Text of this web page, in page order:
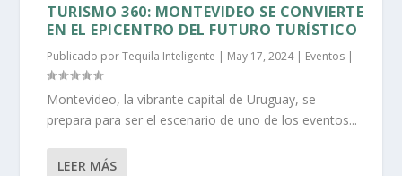
TURISMO 360: MONTEVIDEO SE CONVIERTE
EN EL EPICENTRO DEL FUTURO TURÍSTICO
Publicado porTequila Inteligente | May 17, 2024| Eventos |
Montevideo, la vibrante capital de Uruguay, se
prepara para ser el escenario de uno de los eventos...
LEER MÁS